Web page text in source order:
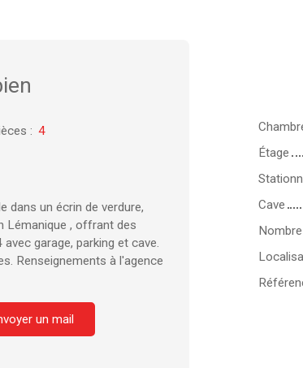
: 4
dans un écrin de verdure,
Lémanique , offrant des
garage, parking et cave.
Renseignements à l'agence
un mail
Étage
Cave